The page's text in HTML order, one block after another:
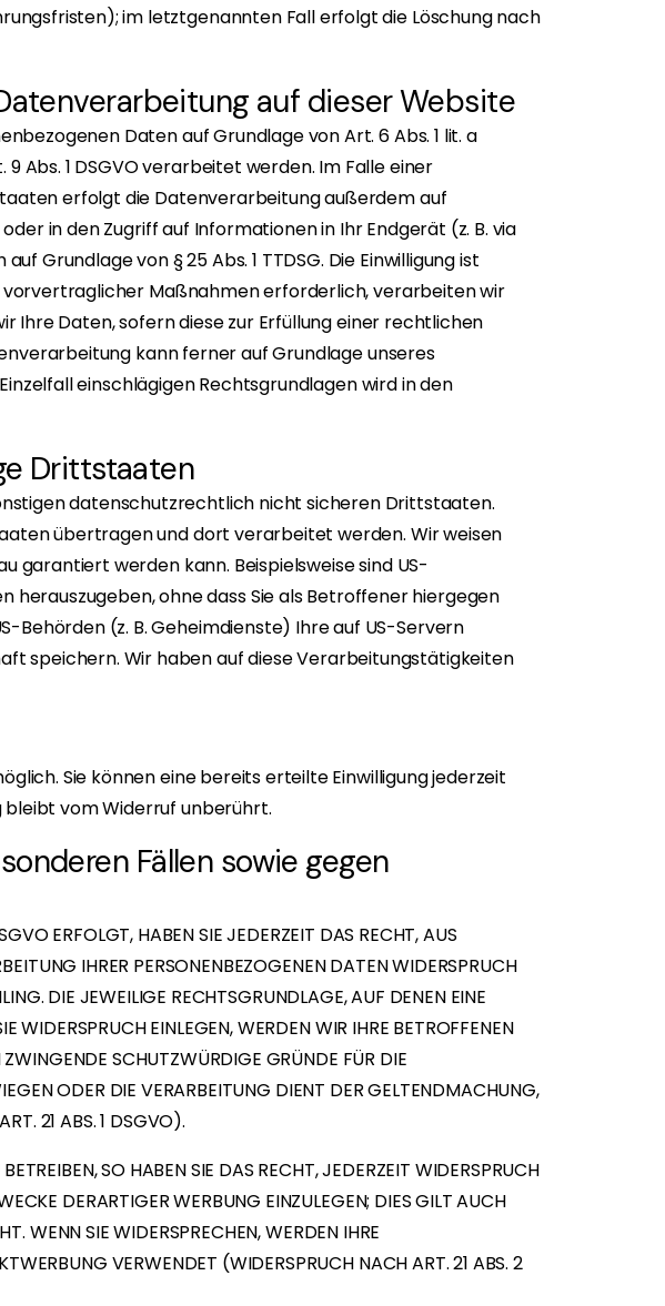
im letztgenannten Fall erfolgt die Löschung nach
auf dieser Website
Daten auf Grundlage von Art. 6 Abs. 1 lit. a
Abs. 1 DSGVO verarbeitet werden. Im Falle einer
erfolgt die Datenverarbeitung außerdem auf
in den Zugriff auf Informationen in Ihr Endgerät (z. B. via
Grundlage von § 25 Abs. 1 TTDSG. Die Einwilligung ist
Maßnahmen erforderlich, verarbeiten wir
Ihre Daten, sofern diese zur Erfüllung einer rechtlichen
kann ferner auf Grundlage unseres
einschlägigen Rechtsgrundlagen wird in den
Drittstaaten
datenschutzrechtlich nicht sicheren Drittstaaten.
übertragen und dort verarbeitet werden. Wir weisen
garantiert werden kann. Beispielsweise sind US-
ohne dass Sie als Betroffener hiergegen
Behörden (z. B. Geheimdienste) Ihre auf US-Servern
speichern. Wir haben auf diese Verarbeitungstätigkeiten
Sie können eine bereits erteilte Einwilligung jederzeit
vom Widerruf unberührt.
Fällen sowie gegen
ERFOLGT, HABEN SIE JEDERZEIT DAS RECHT, AUS
IHRER PERSONENBEZOGENEN DATEN WIDERSPRUCH
DIE JEWEILIGE RECHTSGRUNDLAGE, AUF DENEN EINE
WIDERSPRUCH EINLEGEN, WERDEN WIR IHRE BETROFFENEN
SCHUTZWÜRDIGE GRÜNDE FÜR DIE
ODER DIE VERARBEITUNG DIENT DER GELTENDMACHUNG,
21 ABS. 1 DSGVO).
SO HABEN SIE DAS RECHT, JEDERZEIT WIDERSPRUCH
DERARTIGER WERBUNG EINZULEGEN; DIES GILT AUCH
WENN SIE WIDERSPRECHEN, WERDEN IHRE
VERWENDET (WIDERSPRUCH NACH ART. 21 ABS. 2